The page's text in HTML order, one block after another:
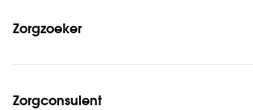
Zorgzoeker
Zorgconsulent